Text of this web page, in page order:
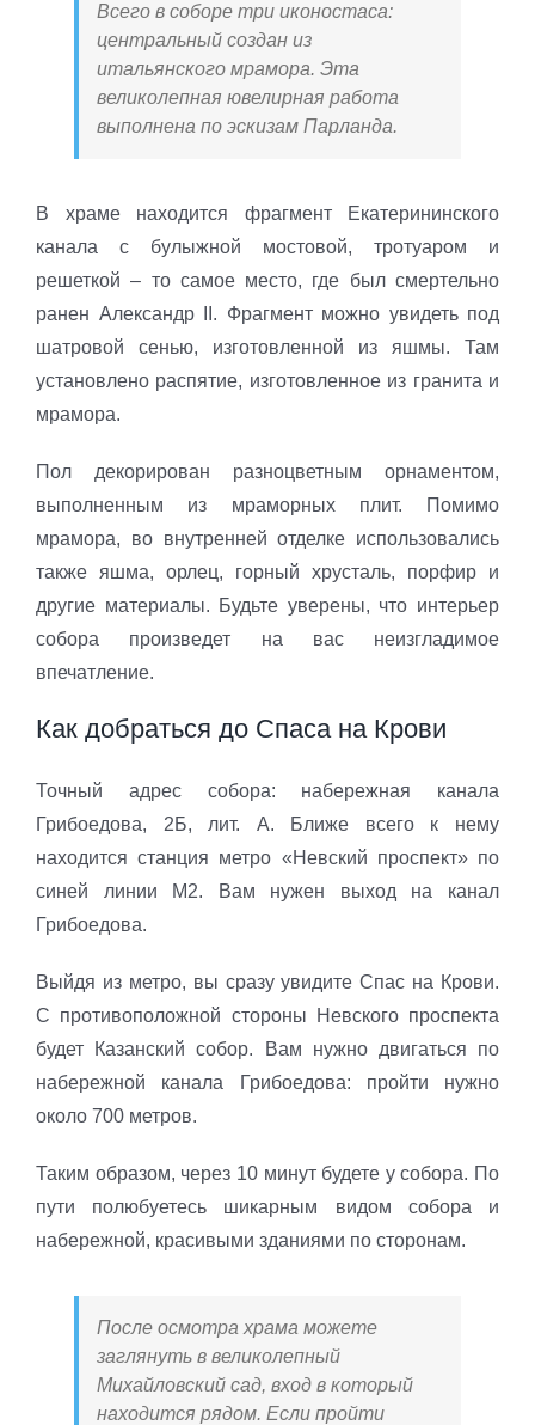
Всего в соборе три иконостаса:
центральный создан из
итальянского мрамора. Эта
великолепная ювелирная работа
выполнена по эскизам Парланда.
В храме находится фрагмент Екатерининского
канала с булыжной мостовой, тротуаром и
решеткой – то самое место, где был смертельно
ранен Александр II. Фрагмент можно увидеть под
шатровой сенью, изготовленной из яшмы. Там
установлено распятие, изготовленное из гранита и
мрамора.
Пол декорирован разноцветным орнаментом,
выполненным из мраморных плит. Помимо
мрамора, во внутренней отделке использовались
также яшма, орлец, горный хрусталь, порфир и
другие материалы. Будьте уверены, что интерьер
собора произведет на вас неизгладимое
впечатление.
Как добраться до Спаса на Крови
Точный адрес собора: набережная канала
Грибоедова, 2Б, лит. А. Ближе всего к нему
находится станция метро «Невский проспект» по
синей линии М2. Вам нужен выход на канал
Грибоедова.
Выйдя из метро, вы сразу увидите Спас на Крови.
С противоположной стороны Невского проспекта
будет Казанский собор. Вам нужно двигаться по
набережной канала Грибоедова: пройти нужно
около 700 метров.
Таким образом, через 10 минут будете у собора. По
пути полюбуетесь шикарным видом собора и
набережной, красивыми зданиями по сторонам.
После осмотра храма можете
заглянуть в великолепный
Михайловский сад, вход в который
находится рядом. Если пройти